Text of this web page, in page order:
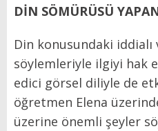
DİN SÖMÜRÜSÜ
Din konusundaki
söylemleriyle ilgiyi hak
edici görsel diliyle de
öğretmen Elena
üzerine önemli şeyler